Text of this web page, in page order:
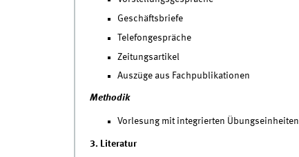
Geschäftsbriefe
Telefongespräche
Zeitungsartikel
Auszüge aus Fachpublikationen
Methodik
Vorlesung mit integrierten Übungseinheiten
3. Literatur